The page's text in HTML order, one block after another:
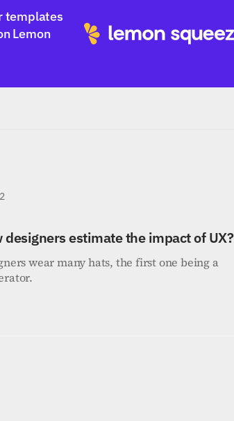
templates
Lemon
designers estimate the impact of UX?
wear many hats, the first one being a